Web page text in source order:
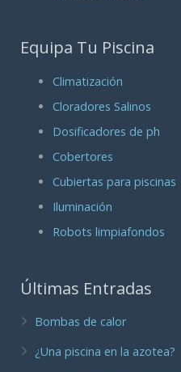
Equipa Tu Piscina
Climatización
Cloradores Salinos
Dosificadores de ph
Cobertores
Cubiertas para piscinas
Iluminación
Robots limpiafondos
Últimas Entradas
Bombas de calor
¿Una piscina en la azotea?